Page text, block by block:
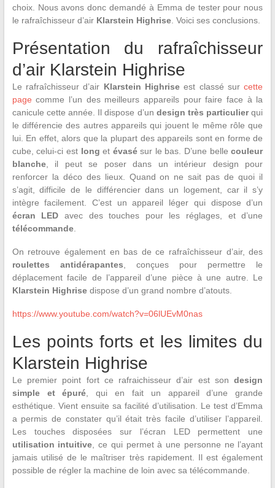
choix. Nous avons donc demandé à Emma de tester pour nous
le rafraîchisseur d’air Klarstein Highrise. Voici ses conclusions.
Présentation du rafraîchisseur
d’air Klarstein Highrise
Le rafraîchisseur d’air Klarstein Highrise est classé surcette
page comme l’un des meilleurs appareils pour faire face à la
canicule cette année. Il dispose d’un design très particulierqui
le différencie des autres appareils qui jouent le même rôle que
lui. En effet, alors que la plupart des appareils sont en forme de
cube, celui-ci est long et évasésur le bas. D’une bellecouleur
blanche, il peut se poser dans un intérieur design pour
renforcer la déco des lieux. Quand on ne sait pas de quoi il
s’agit, difficile de le différencier dans un logement, car il s’y
intègre facilement. C’est un appareil léger qui dispose d’un
écran LED avec des touches pour les réglages, et d’une
télécommande.
On retrouve également en bas de ce rafraîchisseur d’air, des
roulettes antidérapantes , conçues pour permettre le
déplacement facile de l’appareil d’une pièce à une autre. Le
Klarstein Highrisedispose d’un grand nombre d’atouts.
https://www.youtube.com/watch?v=06lUEvM0nas
Les points forts et les limites du
Klarstein Highrise
Le premier point fort ce rafraichisseur d’air est sondesign
simple et épuré , qui en fait un appareil d’une grande
esthétique. Vient ensuite sa facilité d’utilisation. Le test d’Emma
a permis de constater qu’il était très facile d’utiliser l’appareil.
Les touches disposées sur l’écran LED permettent une
utilisation intuitive , ce qui permet à une personne ne l’ayant
jamais utilisé de le maîtriser très rapidement. Il est également
possible de régler la machine de loin avec sa télécommande.